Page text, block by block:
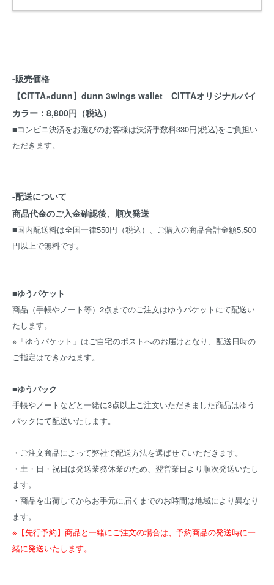
-販売価格
【CITTA×dunn】dunn 3wings wallet CITTAオリジナルバイ
カラー：8,800円（税込）
■コンビニ決済をお選びのお客様は決済手数料330円(税込)をご負担い
ただきます。
-配送について
商品代金のご入金確認後、順次発送
■国内配送料は全国一律550円（税込）、ご購入の商品合計金額5,500
円以上で無料です。
■ゆうパケット
商品（手帳やノート等）2点までのご注文はゆうパケットにて配送い
たします。
※「ゆうパケット」はご自宅のポストへのお届けとなり、配送日時の
ご指定はできかねます。
■ゆうパック
手帳やノートなどと一緒に3点以上ご注文いただきました商品はゆう
パックにて配送いたします。
・ご注文商品によって弊社で配送方法を選ばせていただきます。
・土・日・祝日は発送業務休業のため、翌営業日より順次発送いたし
ます。
・商品を出荷してからお手元に届くまでのお時間は地域により異なり
ます。
※【先行予約】商品と一緒にご注文の場合は、予約商品の発送時に一
緒に発送いたします。